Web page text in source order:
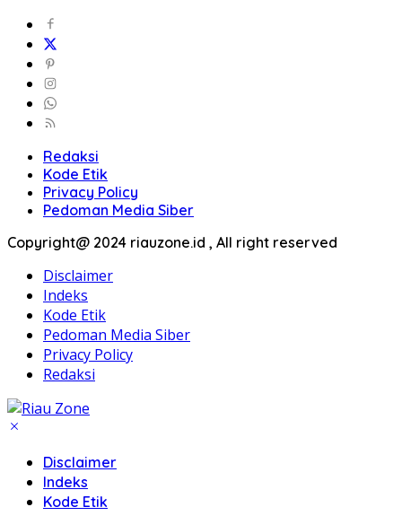
Redaksi
Kode Etik
Privacy Policy
Pedoman Media Siber
Copyright@ 2024 riauzone.id , All right reserved
Disclaimer
Indeks
Kode Etik
Pedoman Media Siber
Privacy Policy
Redaksi
Disclaimer
Indeks
Kode Etik